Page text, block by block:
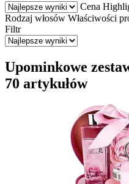
Cena
Rodzaj włosów Właściwości
Filtr
Upominkowe
70 artykułów